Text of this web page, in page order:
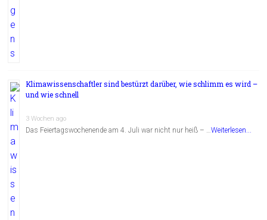
Klimawissenschaftler sind bestürzt darüber, wie schlimm es wird –
und wie schnell
3 Wochen ago
Das Feiertagswochenende am 4. Juli war nicht nur heiß – …Weiterlesen...